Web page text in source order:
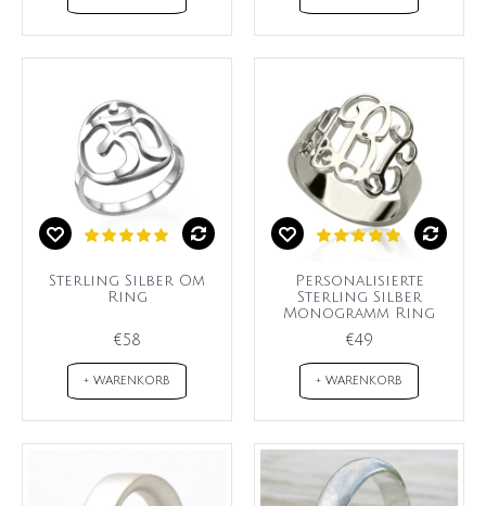
Sterling Silber Om
Ring
€58
+ WARENKORB
Personalisierte
Sterling Silber
Monogramm Ring
€49
+ WARENKORB